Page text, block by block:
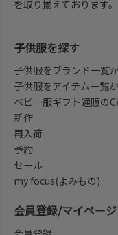
を取り揃えております。
子供服を探す
子供服をブランド一覧
子供服をアイテム一覧
ベビー服ギフト通販の
新作
再入荷
予約
セール
my focus(よみもの)
会員登録/マイページ